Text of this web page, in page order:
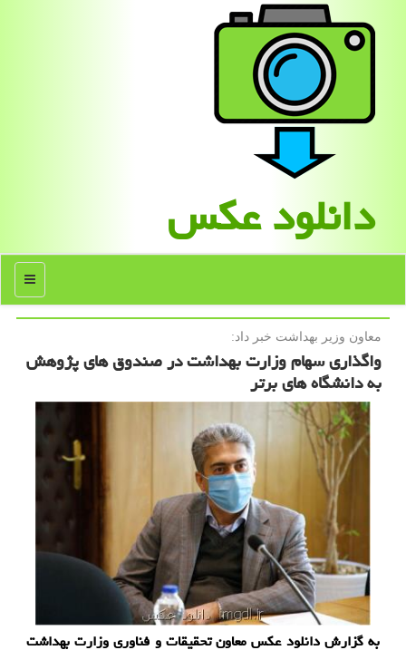
دانلود عكس
منو
معاون وزیر بهداشت خبر داد:
واگذاری سهام وزارت بهداشت در صندوق های پژوهش
به دانشگاه های برتر
به گزارش دانلود عکس معاون تحقیقات و فناوری وزارت بهداشت